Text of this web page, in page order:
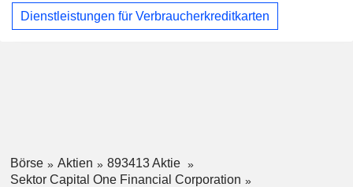
Dienstleistungen für Verbraucherkreditkarten
Börse Aktien
893413 Aktie
Sektor Capital One Financial Corporation